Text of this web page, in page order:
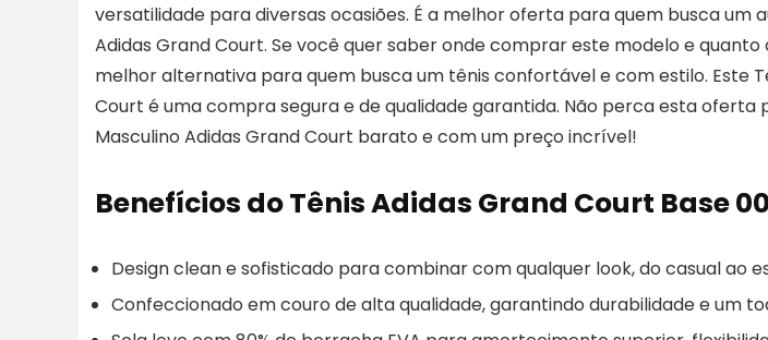
versatilidade para diversas ocasiões. É a melhor oferta para quem busca um
Adidas Grand Court. Se você quer saber onde comprar este modelo e quanto
melhor alternativa para quem busca um tênis confortável e com estilo. Este
Court é uma compra segura e de qualidade garantida. Não perca esta oferta
Masculino Adidas Grand Court barato e com um preço incrível!
Benefícios do Tênis Adidas Grand Court Base
Design clean e sofisticado para combinar com qualquer look, do casual ao
Confeccionado em couro de alta qualidade, garantindo durabilidade e um